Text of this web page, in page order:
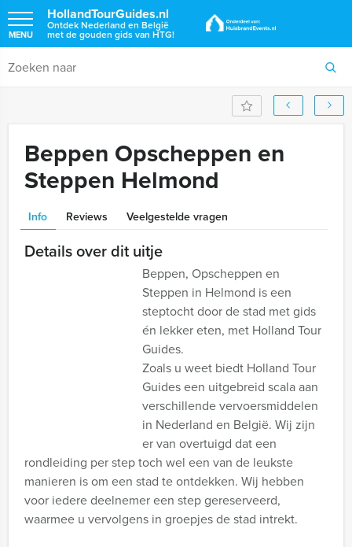
HollandTourGuides.nl
Ontdek Nederland en België
met de gouden gids van HTG!
MENU
Beppen Opscheppen en
Steppen Helmond
Info Reviews Veelgestelde vragen
Details over dit uitje
Beppen, Opscheppen en
Steppen in Helmond is een
steptocht door de stad met gids
én lekker eten, met Holland Tour
Guides.
Zoals u weet biedt Holland Tour
Guides een uitgebreid scala aan
verschillende vervoersmiddelen
in Nederland en België. Wij zijn
er van overtuigd dat een
rondleiding per step toch wel een van de leukste
manieren is om een stad te ontdekken. Wij hebben
voor iedere deelnemer een step gereserveerd,
waarmee u vervolgens in groepjes de stad intrekt.